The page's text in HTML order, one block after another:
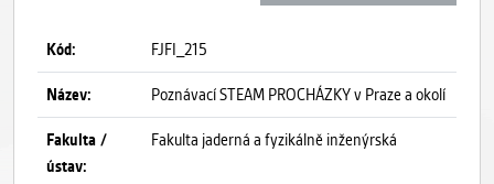
Kód: FJFI_215
Název: Poznávací STEAM PROCHÁZKY v Praze a okolí
Fakulta /
ústav:
Fakulta jaderná a fyzikálně inženýrská